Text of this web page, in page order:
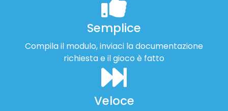
Semplice
Compila il modulo, inviaci la documentazione
richiesta e il gioco è fatto
Veloce